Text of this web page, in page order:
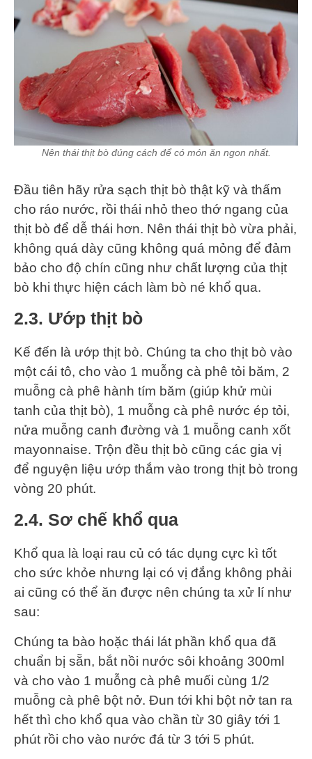
Nên thái thịt bò đúng cách để có món ăn ngon nhất.
Đầu tiên hãy rửa sạch thịt bò thật kỹ và thấm
cho ráo nước, rồi thái nhỏ theo thớ ngang của
thịt bò để dễ thái hơn. Nên thái thịt bò vừa phải,
không quá dày cũng không quá mỏng để đảm
bảo cho độ chín cũng như chất lượng của thịt
bò khi thực hiện cách làm bò né khổ qua.
2.3. Ướp thịt bò
Kế đến là ướp thịt bò. Chúng ta cho thịt bò vào
một cái tô, cho vào 1 muỗng cà phê tỏi băm, 2
muỗng cà phê hành tím băm (giúp khử mùi
tanh của thịt bò), 1 muỗng cà phê nước ép tỏi,
nửa muỗng canh đường và 1 muỗng canh xốt
mayonnaise. Trộn đều thịt bò cũng các gia vị
để nguyện liệu ướp thắm vào trong thịt bò trong
vòng 20 phút.
2.4. Sơ chế khổ qua
Khổ qua là loại rau củ có tác dụng cực kì tốt
cho sức khỏe nhưng lại có vị đắng không phải
ai cũng có thể ăn được nên chúng ta xử lí như
sau:
Chúng ta bào hoặc thái lát phần khổ qua đã
chuẩn bị sẵn, bắt nồi nước sôi khoảng 300ml
và cho vào 1 muỗng cà phê muối cùng 1/2
muỗng cà phê bột nở. Đun tới khi bột nở tan ra
hết thì cho khổ qua vào chần từ 30 giây tới 1
phút rồi cho vào nước đá từ 3 tới 5 phút.